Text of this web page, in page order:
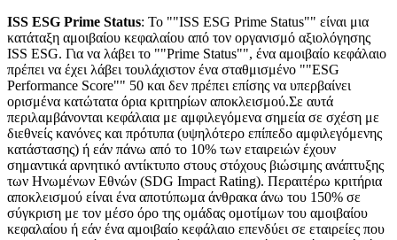
ISS ESG Prime Status: Το ""ISS ESG Prime Status"" είναι μια
κατάταξη αμοιβαίου κεφαλαίου από τον οργανισμό αξιολόγησης
ISS ESG. Για να λάβει το ""Prime Status"", ένα αμοιβαίο κεφάλαιο
πρέπει να έχει λάβει τουλάχιστον ένα σταθμισμένο ""ESG
Performance Score"" 50 και δεν πρέπει επίσης να υπερβαίνει
ορισμένα κατώτατα όρια κριτηρίων αποκλεισμού.Σε αυτά
περιλαμβάνονται κεφάλαια με αμφιλεγόμενα σημεία σε σχέση με
διεθνείς κανόνες και πρότυπα (υψηλότερο επίπεδο αμφιλεγόμενης
κατάστασης) ή εάν πάνω από το 10% των εταιρειών έχουν
σημαντικά αρνητικό αντίκτυπο στους στόχους βιώσιμης ανάπτυξης
των Ηνωμένων Εθνών (SDG Impact Rating). Περαιτέρω κριτήρια
αποκλεισμού είναι ένα αποτύπωμα άνθρακα άνω του 150% σε
σύγκριση με τον μέσο όρο της ομάδας ομοτίμων του αμοιβαίου
κεφαλαίου ή εάν ένα αμοιβαίο κεφάλαιο επενδύει σε εταιρείες που